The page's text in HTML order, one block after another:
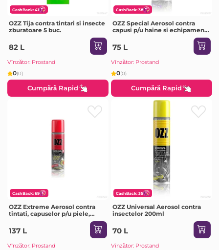
CashBack: 41
OZZ Tija contra tintari si insecte
zburatoare 5 buc.
82 L
Vînzător: Prostand
0(0)
Cumpără Rapid
CashBack: 38
OZZ Special Aerosol contra
capusi p/u haine si echipament
75 L
Vînzător: Prostand
0(0)
Cumpără Rapid
CashBack: 69
OZZ Extreme Aerosol contra
tintati, capuselor p/u piele,
137 L
Vînzător: Prostand
CashBack: 35
OZZ Universal Aerosol contra
insectelor 200ml
70 L
Vînzător: Prostand